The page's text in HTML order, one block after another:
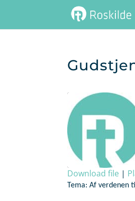
SHARE
Download file |
Tema: Af verdenen